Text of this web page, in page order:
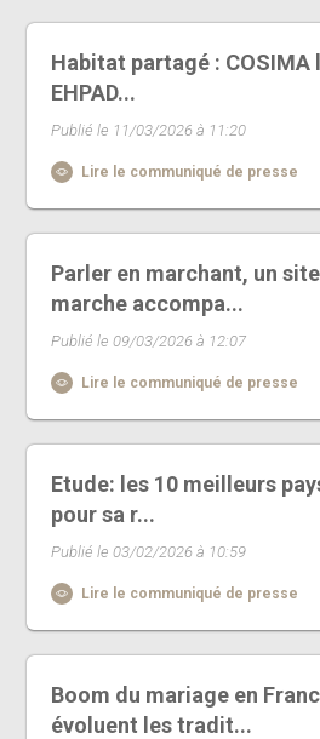
Habitat partagé :
EHPAD...
Publié le 11/03/2026 à 11:20
Lire le communiqué de presse
Parler en marchant, un
marche accompa...
Publié le 09/03/2026 à 12:07
Lire le communiqué de presse
Etude: les 10 meilleurs
pour sa r...
Publié le 03/02/2026 à 10:59
Lire le communiqué de presse
Boom du mariage en
évoluent les tradit...